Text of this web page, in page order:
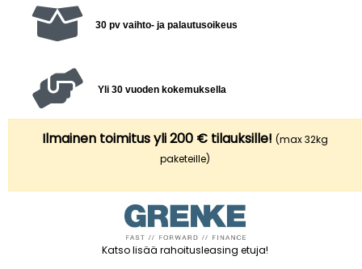
30 pv vaihto- ja palautusoikeus
Yli 30 vuoden kokemuksella
Ilmainen toimitus yli 200 € tilauksille! (max 32kg
paketeille)
Katso lisää rahoitusleasing etuja!